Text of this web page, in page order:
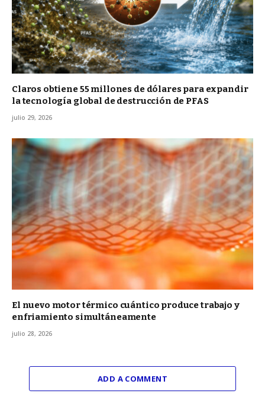
Claros obtiene 55 millones de dólares para expandir
la tecnología global de destrucción de PFAS
julio 29, 2026
El nuevo motor térmico cuántico produce trabajo y
enfriamiento simultáneamente
julio 28, 2026
ADD A COMMENT